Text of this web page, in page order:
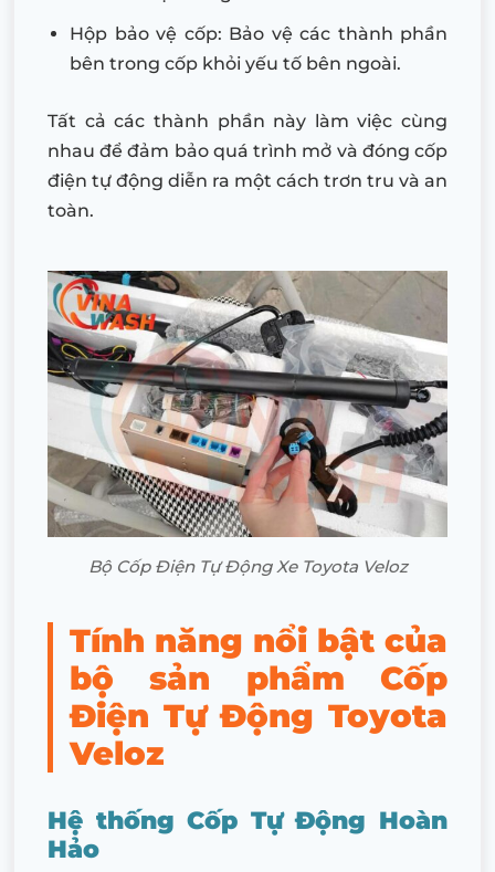
Hộp bảo vệ cốp: Bảo vệ các thành phần
bên trong cốp khỏi yếu tố bên ngoài.
Tất cả các thành phần này làm việc cùng
nhau để đảm bảo quá trình mở và đóng cốp
điện tự động diễn ra một cách trơn tru và an
toàn.
Bộ Cốp Điện Tự Động Xe Toyota Veloz
Tính năng nổi bật của
bộ sản phẩm Cốp
Điện Tự Động Toyota
Veloz
Hệ thống Cốp Tự Động Hoàn
Hảo